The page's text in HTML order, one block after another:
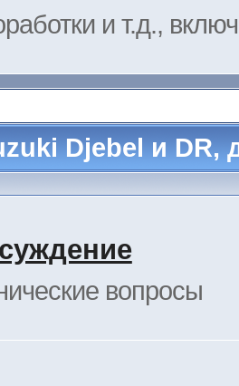
и т.д.,
Djebel и DR,
вопросы